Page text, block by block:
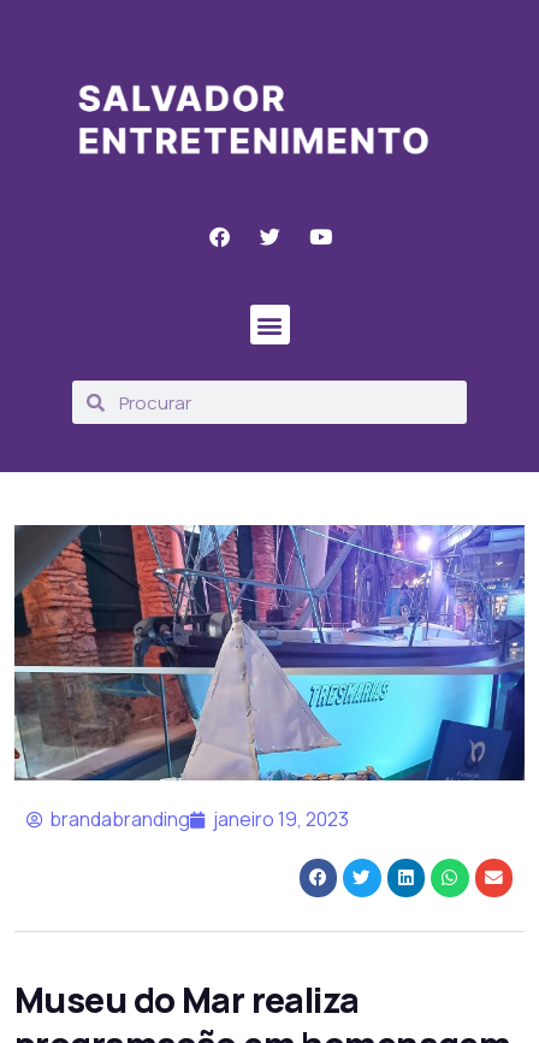
brandabranding janeiro 19, 2023
Museu do Mar realiza